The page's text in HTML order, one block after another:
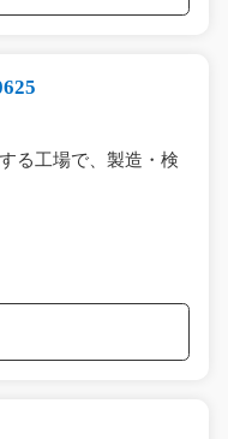
る工場で、製造・検